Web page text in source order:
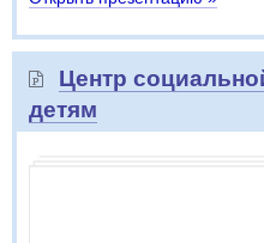
Центр
детям